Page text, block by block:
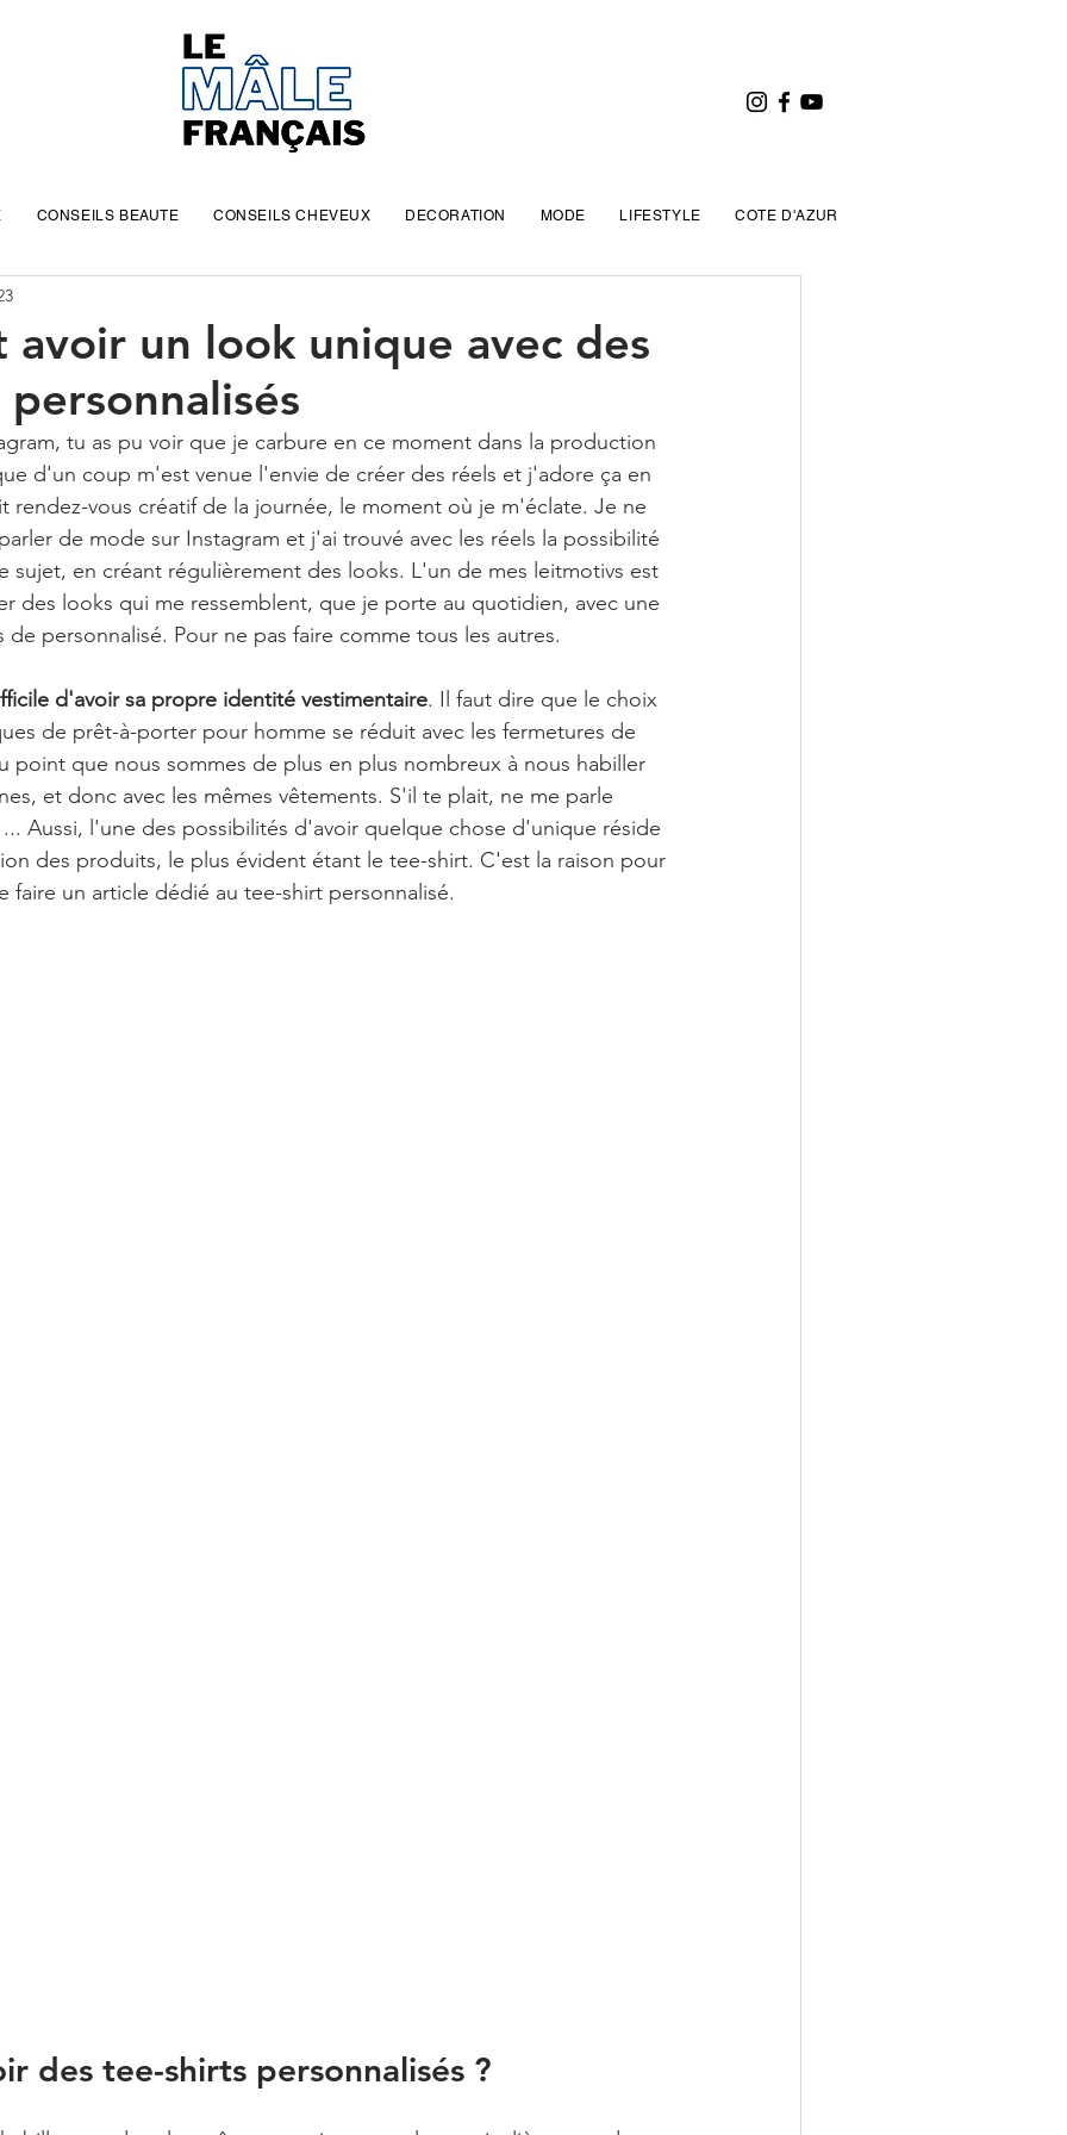
avoir un look unique avec des
tu as pu voir que je carbure en ce moment dans la production
d'un coup m'est venue l'envie de créer des réels et j'adore ça en
rendez-vous créatif de la journée, le moment où je m'éclate. Je ne
de mode sur Instagram et j'ai trouvé avec les réels la possibilité
sujet, en créant régulièrement des looks. L'un de mes leitmotivs est
des looks qui me ressemblent, que je porte au quotidien, avec une
personnalisé. Pour ne pas faire comme tous les autres.
d'avoir sa propre identité vestimentaire. Il faut dire que le choix
de prêt-à-porter pour homme se réduit avec les fermetures de
point que nous sommes de plus en plus nombreux à nous habiller
et donc avec les mêmes vêtements. S'il te plait, ne me parle
Aussi, l'une des possibilités d'avoir quelque chose d'unique réside
des produits, le plus évident étant le tee-shirt. C'est la raison pour
faire un article dédié au tee-shirt personnalisé.
des tee-shirts personnalisés ?
CONSEILS BEAUTE CONSEILS CHEVEUX DECORATION MODE LIFESTYLE COTE D'AZUR